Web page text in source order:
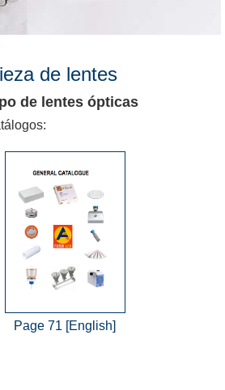
de lentes
de lentes ópticas
Page 71 [English]